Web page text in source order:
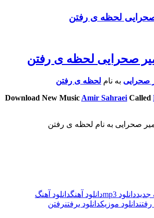
صحرایی لحظه ی رفتن
صحرایی لحظه ی رفتن
صحرایی به نام لحظه ی رفتن
Download New Music Amir Sahraei Called
جدیددانلود mp3 دانلود آهنگدانلود آهنگ
رفتندانلود موزیکدانلود یرفتنرفتن